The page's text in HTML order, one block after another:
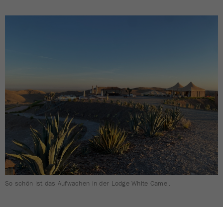
So schön ist das Aufwachen in der Lodge White Camel.